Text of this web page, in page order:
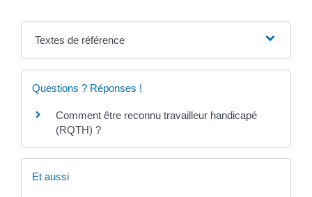
Textes de référence
Questions ? Réponses !
Comment être reconnu travailleur handicapé
(RQTH) ?
Et aussi